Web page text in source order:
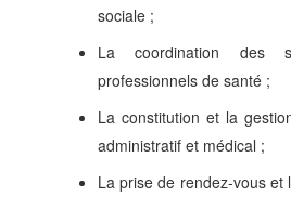
sociale ;
La coordination des
professionnels de santé ;
La constitution et la
administratif et médical ;
La prise de rendez-vous et